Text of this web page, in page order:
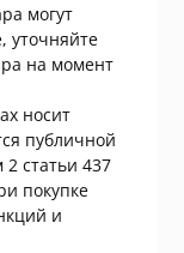
могут
уточняйте
на момент
носит
публичной
2 статьи 437
покупке
и